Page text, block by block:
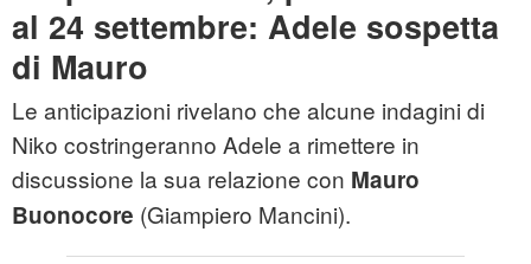
al 24 settembre: Adele sospetta
di Mauro
Le anticipazioni rivelano che alcune indagini di
Niko costringeranno Adele a rimettere in
discussione la sua relazione con Mauro
Buonocore (Giampiero Mancini).